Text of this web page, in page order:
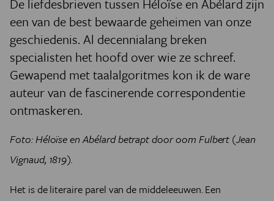
De liefdesbrieven tussen Héloïse en Abélard zijn
een van de best bewaarde geheimen van onze
geschiedenis. Al decennialang breken
specialisten het hoofd over wie ze schreef.
Gewapend met taalalgoritmes kon ik de ware
auteur van de fascinerende correspondentie
ontmaskeren.
Foto: Héloïse en Abélard betrapt door oom Fulbert (Jean
Vignaud, 1819).
Het is de literaire parel van de middeleeuwen. Een